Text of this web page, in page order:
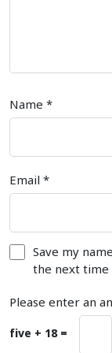
Name *
Email *
Save my
the next time
Please enter an
five + 18 =